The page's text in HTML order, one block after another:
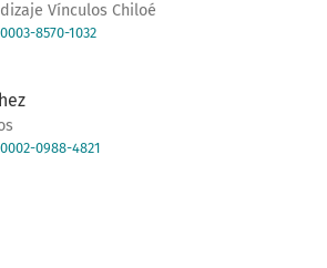
Vínculos Chiloé
8570-1032
0988-4821